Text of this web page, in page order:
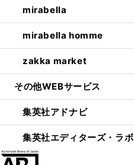
mirabella
mirabella homme
zakka market
その他WEBサービス
集英社アドナビ
集英社エディターズ・ラボ